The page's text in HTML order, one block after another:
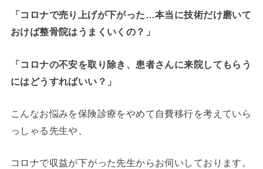
「コロナで売り上げが下がった…本当に技術だけ磨いて
おけば整骨院はうまくいくの？」
「コロナの不安を取り除き、患者さんに来院してもらう
にはどうすればいい？」
こんなお悩みを保険診療をやめて自費移行を考えていら
っしゃる先生や、
コロナで収益が下がった先生からお伺いしております。